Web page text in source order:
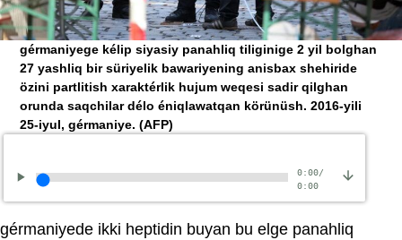
gérmaniyege kélip siyasiy panahliq tiliginige 2 yil bolghan
27 yashliq bir süriyelik bawariyening anisbax shehiride
özini partlitish xaraktérlik hujum weqesi sadir qilghan
orunda saqchilar délo éniqlawatqan körünüsh. 2016-yili
25-iyul, gérmaniye.(AFP)
0:00/
0:00
gérmaniyede ikki heptidin buyan bu elge panahliq